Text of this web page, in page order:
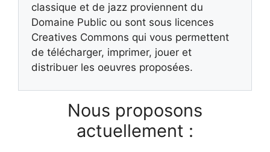
classique et de jazz proviennent du
Domaine Public ou sont sous licences
Creatives Commons qui vous permettent
de télécharger, imprimer, jouer et
distribuer les oeuvres proposées.
Nous proposons
actuellement :